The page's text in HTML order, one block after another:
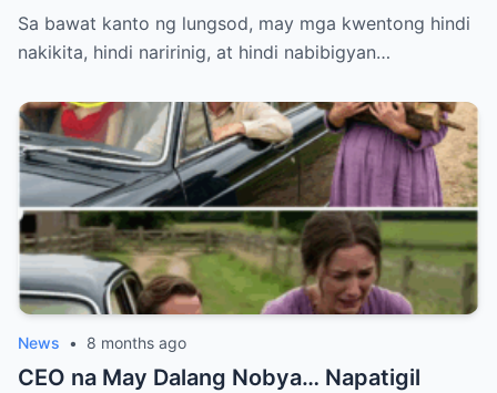
— Hanggang Sa May Natuklasan ang Isang
Bilyonaryo
Sa bawat kanto ng lungsod, may mga kwentong hindi
nakikita, hindi naririnig, at hindi nabibigyan…
News • 8 months ago
CEO na May Dalang Nobya… Napatigil